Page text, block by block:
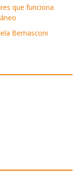
que funciona
Bernasconi